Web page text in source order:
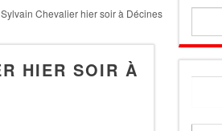
Chevalier hier soir à Décines
HIER SOIR À